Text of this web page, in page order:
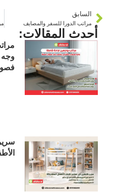
السابق
مراتب الدورا للسفر والمصايف
أحدث المقالات: